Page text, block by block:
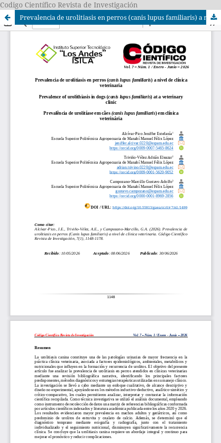
Codigo Científico Revista de Investigación
Prevalencia de urolitiasis en perros (canis lupus familiaris) a nivel de clínica veterinaria